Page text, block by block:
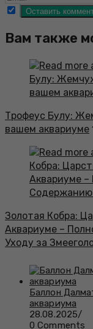
Вам также
Трофеус Булу:
вашем аквариуме
Золотая Кобра:
Аквариуме –
Уходу за
Баллон
аквариума
28.08.2025/
0 Comments